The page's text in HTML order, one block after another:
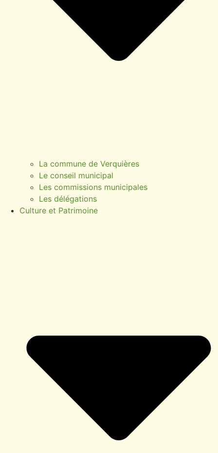
La commune de Verquières
Le conseil municipal
Les commissions municipales
Les délégations
Culture et Patrimoine